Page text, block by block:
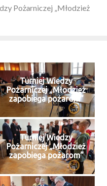
Pożarniczej „Młodzież
Turniej Wiedzy
Pożarniczej „Młodzież
zapobiega pożarom”
Turniej Wiedzy
Pożarniczej „Młodzież
zapobiega pożarom”